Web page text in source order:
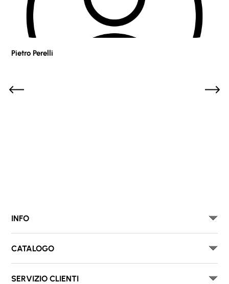
Pietro Perelli
INFO
CATALOGO
SERVIZIO CLIENTI